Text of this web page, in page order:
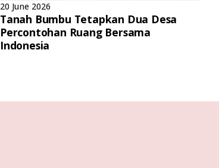
20 June 2026
Tanah Bumbu Tetapkan Dua Desa
Percontohan Ruang Bersama
Indonesia